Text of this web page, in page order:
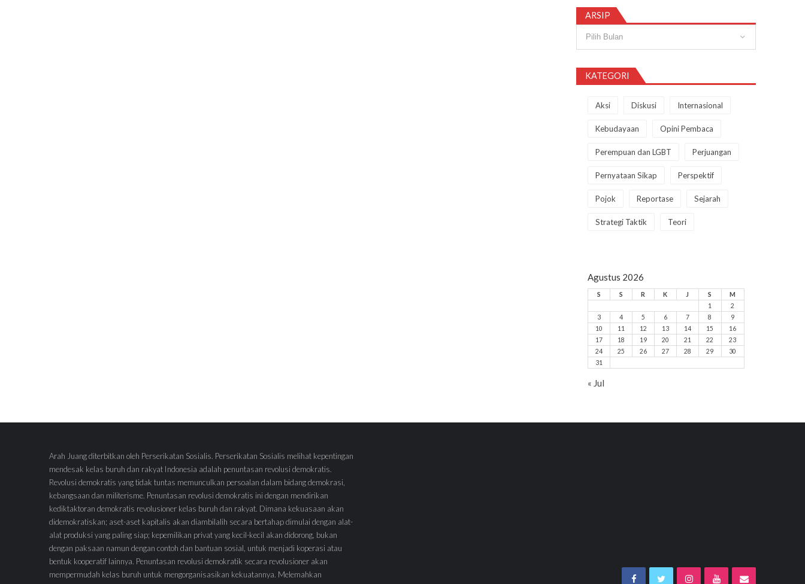
ARSIP
KATEGORI
Aksi Diskusi Internasional
Kebudayaan Opini Pembaca
Perempuan dan LGBT Perjuangan
Pernyataan Sikap Perspektif
Pojok Reportase Sejarah
Strategi Taktik Teori
Agustus 2026
S S R K J S
M
1
2
3
4 5 6 7 8
9
10
11 12 13 14 15
16
17
18 19 20 21 22
23
24
25 26 27 28 29
30
31
« Jul
Arah Juang diterbitkan oleh Perserikatan Sosialis. Perserikatan Sosialis melihat kepentingan
mendesak kelas buruh dan rakyat Indonesia adalah penuntasan revolusi demokratis.
Revolusi demokratis yang tidak tuntas memunculkan persoalan dalam bidang demokrasi,
kebangsaan dan militerisme. Penuntasan revolusi demokratis ini dengan mendirikan
kediktaktoran demokratis revolusioner kelas buruh dan rakyat. Dimana kekuasaan akan
didemokratiskan; aset-aset kapitalis akan diambilalih secara bertahap dimulai dengan alat-
alat produksi yang paling siap; kepemilikan privat yang kecil-kecil akan didorong, bukan
dengan paksaan namun dengan contoh dan bantuan sosial, untuk menjadi koperasi atau
bentuk kooperatif lainnya. Penuntasan revolusi demokratik secara revolusioner akan
mempermudah kelas buruh untuk mengorganisasikan kekuatannya. Melemahkan